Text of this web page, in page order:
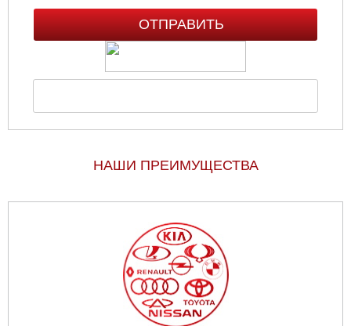
НАШИ ПРЕИМУЩЕСТВА